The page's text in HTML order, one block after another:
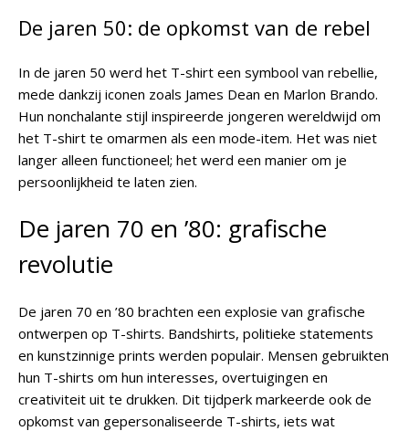
De jaren 50: de opkomst van de rebel
In de jaren 50 werd het T-shirt een symbool van rebellie,
mede dankzij iconen zoals James Dean en Marlon Brando.
Hun nonchalante stijl inspireerde jongeren wereldwijd om
het T-shirt te omarmen als een mode-item. Het was niet
langer alleen functioneel; het werd een manier om je
persoonlijkheid te laten zien.
De jaren 70 en ’80: grafische
revolutie
De jaren 70 en ’80 brachten een explosie van grafische
ontwerpen op T-shirts. Bandshirts, politieke statements
en kunstzinnige prints werden populair. Mensen gebruikten
hun T-shirts om hun interesses, overtuigingen en
creativiteit uit te drukken. Dit tijdperk markeerde ook de
opkomst van gepersonaliseerde T-shirts, iets wat